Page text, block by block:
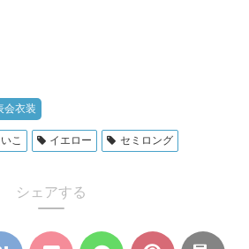
会衣装
こ イエロー セミロング
シェアする